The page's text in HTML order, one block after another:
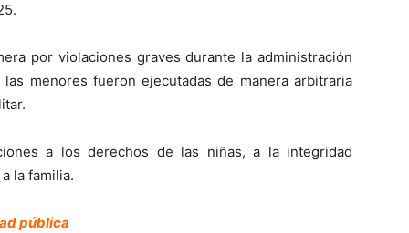
por violaciones graves durante la administración
menores fueron ejecutadas de manera arbitraria
a los derechos de las niñas, a la integridad
la familia.
pública